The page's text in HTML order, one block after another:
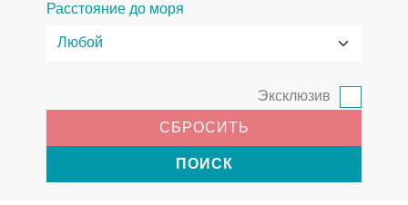
Расстояние до моря
Эксклюзив
СБРОСИТЬ
ПОИСК